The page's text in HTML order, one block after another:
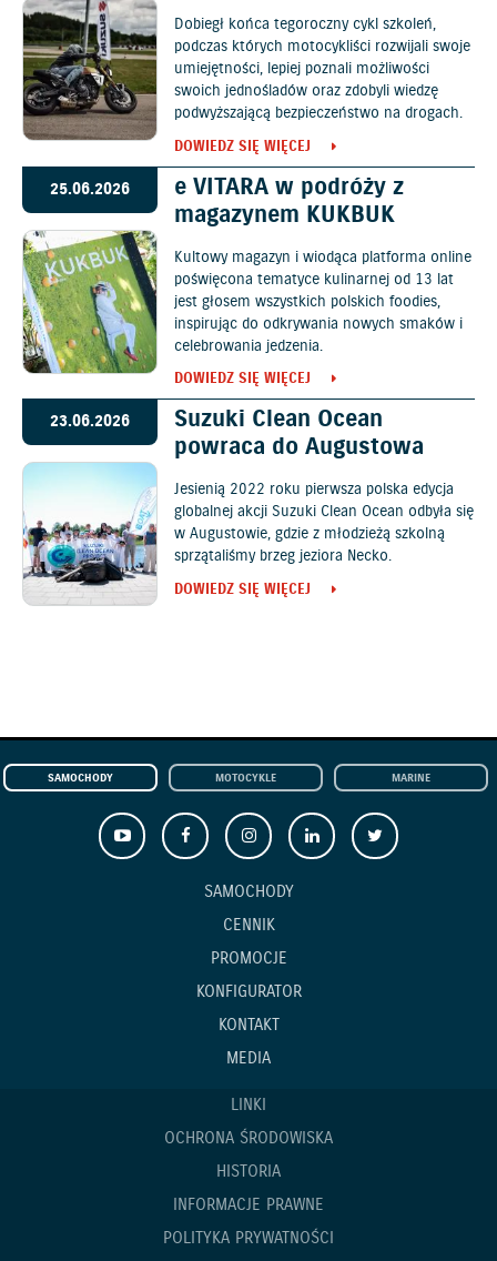
Dobiegł końca tegoroczny cykl szkoleń,
podczas których motocykliści rozwijali swoje
umiejętności, lepiej poznali możliwości
swoich jednośladów oraz zdobyli wiedzę
podwyższającą bezpieczeństwo na drogach.
DOWIEDZ SIĘ WIĘCEJ
25.06.2026
e VITARA w podróży z
magazynem KUKBUK
Kultowy magazyn i wiodąca platforma online
poświęcona tematyce kulinarnej od 13 lat
jest głosem wszystkich polskich foodies,
inspirując do odkrywania nowych smaków i
celebrowania jedzenia.
DOWIEDZ SIĘ WIĘCEJ
23.06.2026
Suzuki Clean Ocean
powraca do Augustowa
Jesienią 2022 roku pierwsza polska edycja
globalnej akcji Suzuki Clean Ocean odbyła się
w Augustowie, gdzie z młodzieżą szkolną
sprzątaliśmy brzeg jeziora Necko.
DOWIEDZ SIĘ WIĘCEJ
SAMOCHODY MOTOCYKLE MARINE
SAMOCHODY
CENNIK
PROMOCJE
KONFIGURATOR
KONTAKT
MEDIA
LINKI
OCHRONA ŚRODOWISKA
HISTORIA
INFORMACJE PRAWNE
POLITYKA PRYWATNOŚCI